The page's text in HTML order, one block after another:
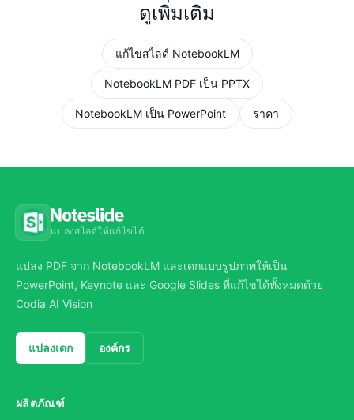
ดูเพิ่มเติม
แก้ไขสไลด์ NotebookLM
NotebookLM PDF เป็น PPTX
NotebookLM เป็น PowerPoint ราคา
แปลงสไลด์ให้แก้ไขได้
แปลง PDF จาก NotebookLM และเดกแบบรูปภาพให้เป็น
PowerPoint, Keynote และ Google Slides ที่แก้ไขได้ทั้งหมดด้วย
Codia AI Vision
แปลงเดก องค์กร
ผลิตภัณฑ์